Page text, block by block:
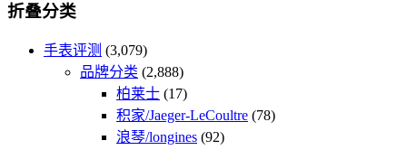
折叠分类
手表评测 (3,079)
品牌分类 (2,888)
柏莱士 (17)
积家/Jaeger-LeCoultre (78)
浪琴/longines (92)